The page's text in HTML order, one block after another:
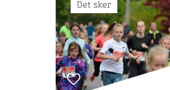
Det sker